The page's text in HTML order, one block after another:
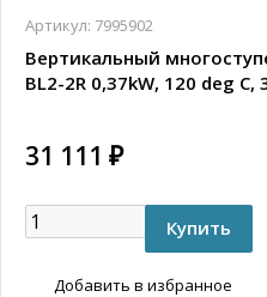
Артикул: 7995902
Вертикальный
BL2-2R 0,37kW, 120 deg C,
31 111 ₽
Добавить в избранное